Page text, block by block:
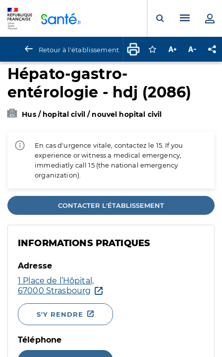
Ouvrir laMenu
Retour à l'établissement Connectez-vous
Augmenter la
Hépato-gastro-
entérologie - hdj (2086)
Hus / hopital civil / nouvel hopital civil
En cas d'urgence vitale, contactez le 15. If you
experience or witness a medical emergency,
immediatly call 15 (the national emergency
organization).
CONTACTER L'ÉTABLISSEMENT
INFORMATIONS PRATIQUES
Adresse
1 Place de l’Hôpital,
67000 Strasbourg
S'Y RENDRE
Téléphone